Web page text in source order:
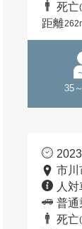
死亡
距離
35
市川
人
普通
死亡